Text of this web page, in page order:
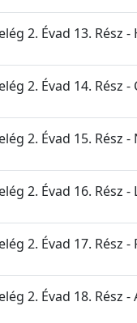
2. Évad 13. Rész
2. Évad 14. Rész
2. Évad 15. Rész
2. Évad 16. Rész -
2. Évad 17. Rész
2. Évad 18. Rész